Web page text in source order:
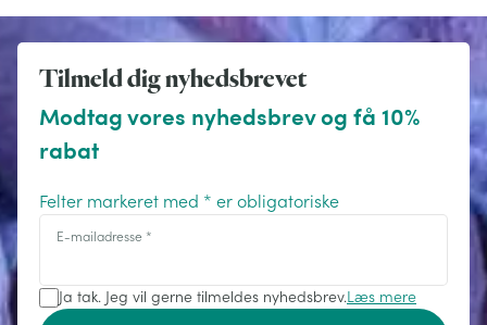
Tilmeld dig nyhedsbrevet
Modtag vores nyhedsbrev og få 10%
rabat
Felter markeret med * er obligatoriske
E-mailadresse *
Ja tak. Jeg vil gerne tilmeldes nyhedsbrev.Læs mere